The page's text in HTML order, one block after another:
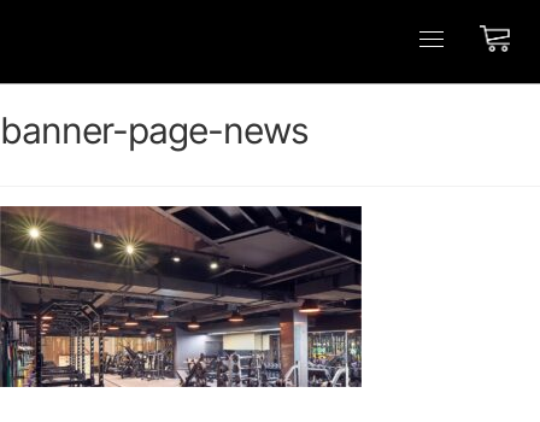
banner-page-news